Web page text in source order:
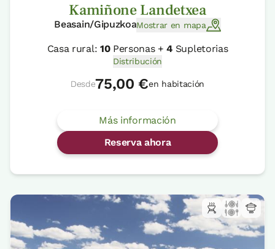
Kamiñone Landetxea
Beasain/GipuzkoaMostrar en mapa
Casa rural: 10Personas +4 Supletorias
Distribución
Desde75,00 €en habitación
Más información
Reserva ahora